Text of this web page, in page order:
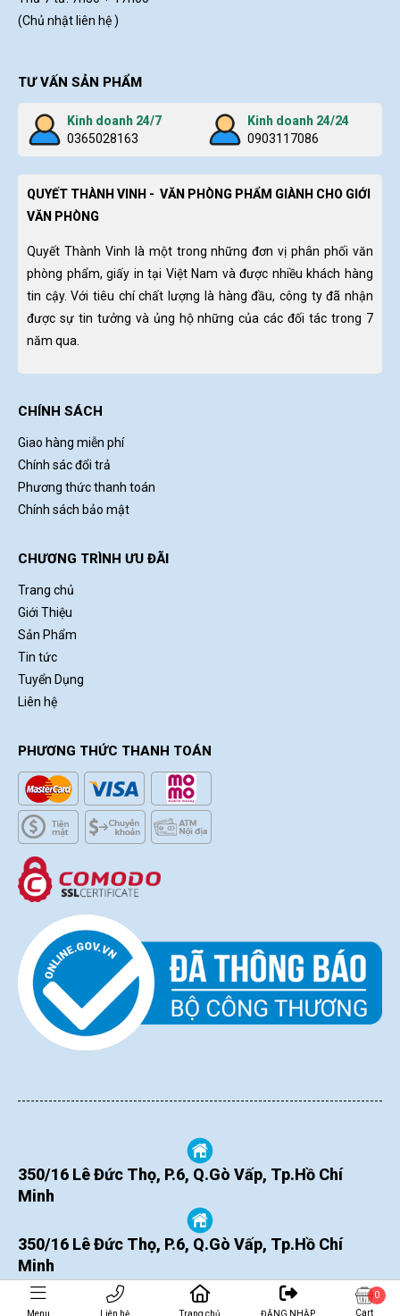
Menu Liên hệ Trang chủ ĐĂNG NHẬP
0
Cart
(Chủ nhật liên hệ )
TƯ VẤN SẢN PHẨM
Kinh doanh 24/7
0365028163
Kinh doanh 24/24
0903117086
QUYẾT THÀNH VINH - VĂN PHÒNG PHẨM GIÀNH CHO GIỚI
VĂN PHÒNG
Quyết Thành Vinh là một trong những đơn vị phân phối văn
phòng phẩm, giấy in tại Việt Nam và được nhiều khách hàng
tin cậy. Với tiêu chí chất lượng là hàng đầu, công ty đã nhận
được sự tin tưởng và ủng hộ những của các đối tác trong 7
năm qua.
CHÍNH SÁCH
Giao hàng miễn phí
Chính sác đổi trả
Phương thức thanh toán
Chính sách bảo mật
CHƯƠNG TRÌNH ƯU ĐÃI
Trang chủ
Giới Thiệu
Sản Phẩm
Tin tức
Tuyển Dụng
Liên hệ
PHƯƠNG THỨC THANH TOÁN
350/16 Lê Đức Thọ, P.6, Q.Gò Vấp, Tp.Hồ Chí
Minh
350/16 Lê Đức Thọ, P.6, Q.Gò Vấp, Tp.Hồ Chí
Minh